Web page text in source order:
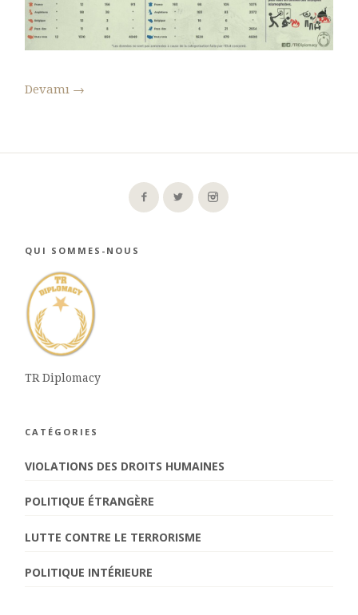
Devamı →
QUI SOMMES-NOUS
TR Diplomacy
CATÉGORIES
VIOLATIONS DES DROITS HUMAINES
POLITIQUE ÉTRANGÈRE
LUTTE CONTRE LE TERRORISME
POLITIQUE INTÉRIEURE